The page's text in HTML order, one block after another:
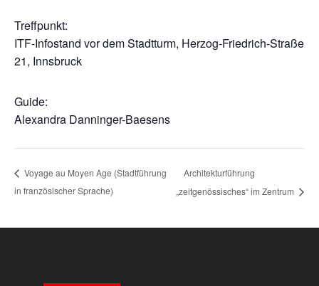
Treffpunkt:
ITF-Infostand vor dem Stadtturm, Herzog-Friedrich-Straße
21, Innsbruck
Guide:
Alexandra Danninger-Baesens
Voyage au Moyen Age (Stadtführung
in französischer Sprache)
Architekturführung
„zeitgenössisches“ im Zentrum